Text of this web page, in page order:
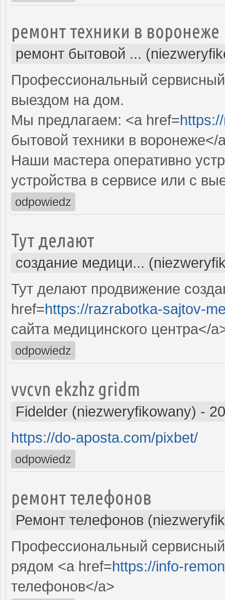
ремонт техники в воронеже
ремонт бытовой ...
Профессиональный
выездом на дом.
Мы предлагаем: <a href=
бытовой техники в воронеже</
Наши мастера оперативно
устройства в сервисе или с
odpowiedz
Тут делают
создание медици...
Тут делают продвижение
href=https://razrabotka-sajtov-
сайта медицинского центра</
odpowiedz
vvcvn ekzhz gridm
Fidelder (niezweryfikowany) -
https://do-aposta.com/pixbet/
odpowiedz
ремонт телефонов
Ремонт телефонов
Профессиональный
рядом <a href=https://info-
телефонов</a>